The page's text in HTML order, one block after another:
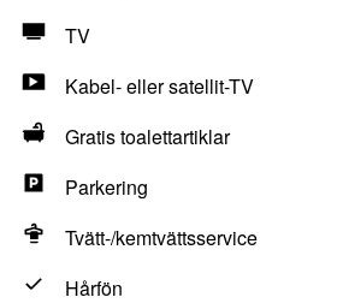
TV
Kabel- eller satellit-TV
Gratis toalettartiklar
Parkering
Tvätt-/kemtvättsservice
Hårfön